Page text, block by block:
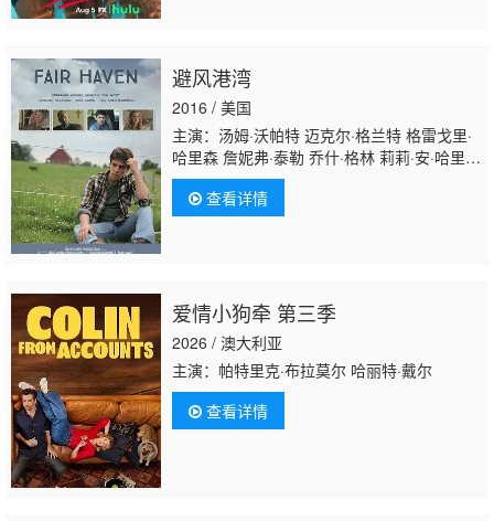
避风港湾
2016 / 美国
主演：汤姆·沃帕特 迈克尔·格兰特 格雷戈里·
哈里森 詹妮弗·泰勒 乔什·格林 莉莉·安·哈里
森 汤姆·马洛伊 丽萨·瓦加 丹尼斯·多拉多 迈克
尔·卡迪尔 乔安娜·哈灵顿 戴尔·韦德·戴维斯 苏
珊·阿瑟 玛德琳·拜耳 彼得·多伊尔
查看详情
爱情小狗牵 第三季
2026 / 澳大利亚
主演：帕特里克·布拉莫尔 哈丽特·戴尔
查看详情